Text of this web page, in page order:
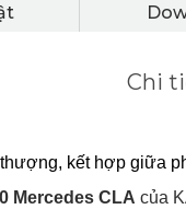
Chi
kết hợp giữa
Mercedes CLA của